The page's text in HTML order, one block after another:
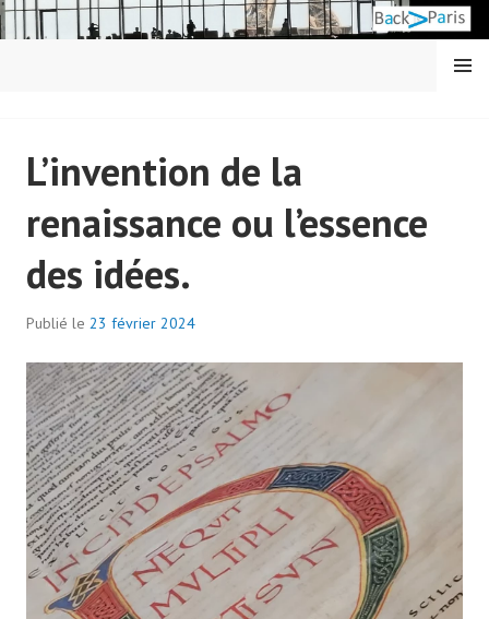
Aller
au
MENU
L’invention de la
renaissance ou l’essence
des idées.
Publié le 23 février 2024
r
a
d
m
n
7
7